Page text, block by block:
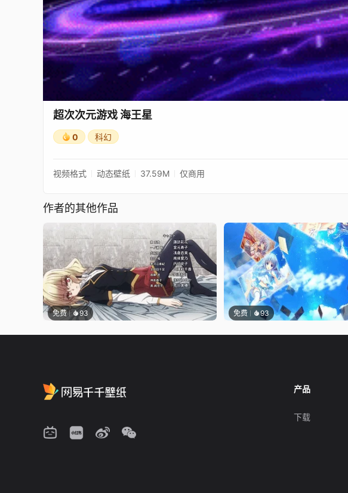
超次次元游戏 海王星
0 科幻
视频格式 动态壁纸 37.59M 仅商用
作者的其他作品
免费 93 免费 93
产品
下载